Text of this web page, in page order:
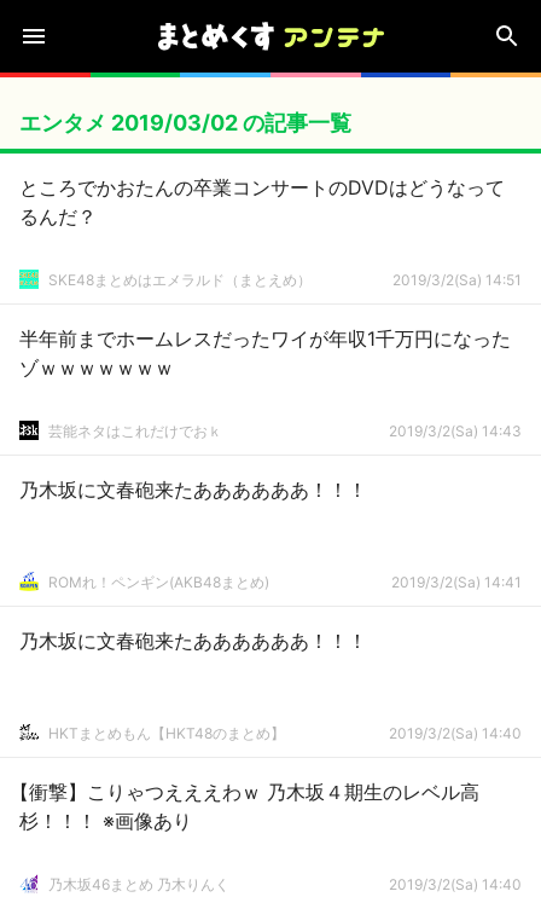
エンタメ 2019/03/02 の記事一覧
ところでかおたんの卒業コンサートのDVDはどうなって
るんだ？
SKE48まとめはエメラルド（まとえめ） 2019/3/2(Sa) 14:51
半年前までホームレスだったワイが年収1千万円になった
ゾｗｗｗｗｗｗｗ
芸能ネタはこれだけでおｋ 2019/3/2(Sa) 14:43
乃木坂に文春砲来たああああああ！！！
ROMれ！ペンギン(AKB48まとめ) 2019/3/2(Sa) 14:41
乃木坂に文春砲来たああああああ！！！
HKTまとめもん【HKT48のまとめ】 2019/3/2(Sa) 14:40
【衝撃】こりゃつえええわｗ 乃木坂４期生のレベル高
杉！！！ ※画像あり
乃木坂46まとめ 乃木りんく 2019/3/2(Sa) 14:40